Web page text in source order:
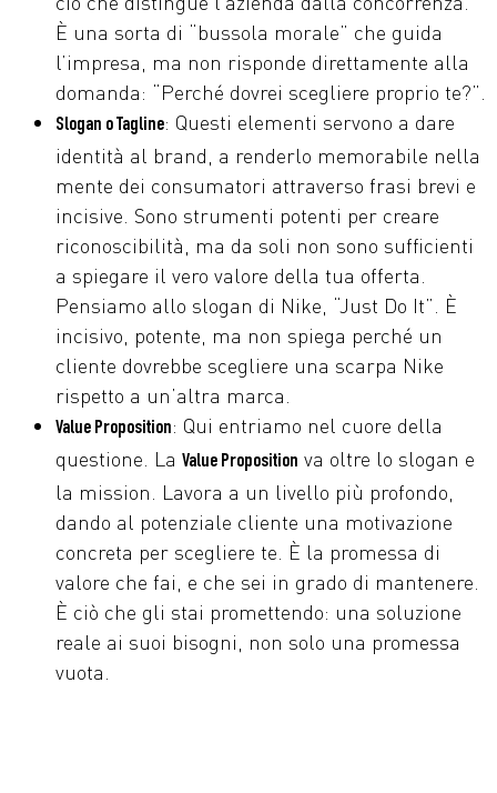
È una sorta di “bussola morale” che guida
l’impresa, ma non risponde direttamente alla
domanda: “Perché dovrei scegliere proprio te?”.
Slogan o Tagline: Questi elementi servono a dare
identità al brand, a renderlo memorabile nella
mente dei consumatori attraverso frasi brevi e
incisive. Sono strumenti potenti per creare
riconoscibilità, ma da soli non sono sufficienti
a spiegare il vero valore della tua offerta.
Pensiamo allo slogan di Nike, “Just Do It”. È
incisivo, potente, ma non spiega perché un
cliente dovrebbe scegliere una scarpa Nike
rispetto a un’altra marca.
Value Proposition: Qui entriamo nel cuore della
questione. La Value Proposition va oltre lo slogan e
la mission. Lavora a un livello più profondo,
dando al potenziale cliente una motivazione
concreta per scegliere te. È la promessa di
valore che fai, e che sei in grado di mantenere.
È ciò che gli stai promettendo: una soluzione
reale ai suoi bisogni, non solo una promessa
vuota.